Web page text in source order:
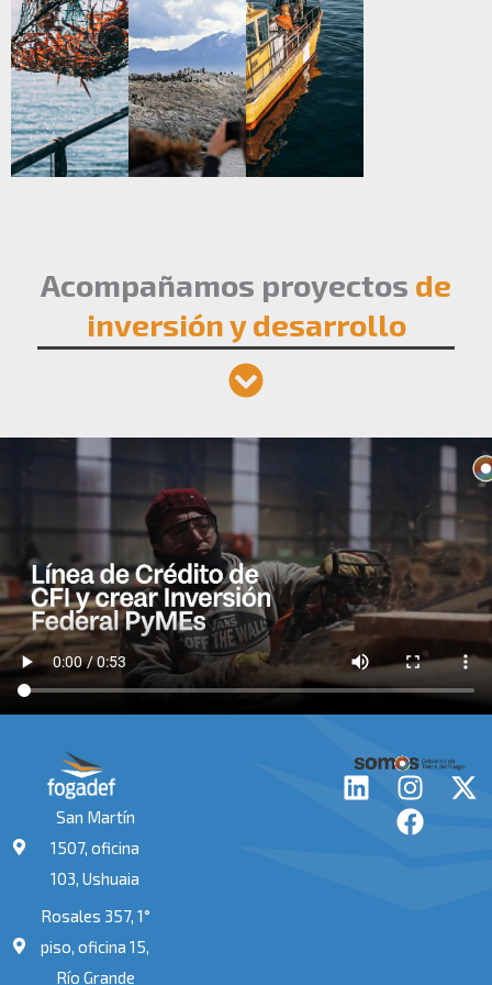
Acompañamos proyectos de
inversión y desarrollo
San Martín
1507, oficina
103, Ushuaia
Rosales 357, 1°
piso, oficina 15,
Río Grande
L
I
n
s
X
F
a
c